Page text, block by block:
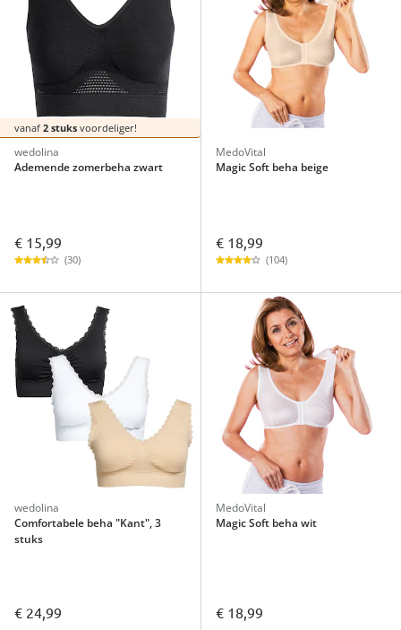
vanaf 2 stuks voordeliger!
wedolina
Ademende zomerbeha zwart
€ 15,99
(30)
MedoVital
Magic Soft beha beige
€ 18,99
(104)
wedolina
Comfortabele beha "Kant", 3
stuks
€ 24,99
MedoVital
Magic Soft beha wit
€ 18,99